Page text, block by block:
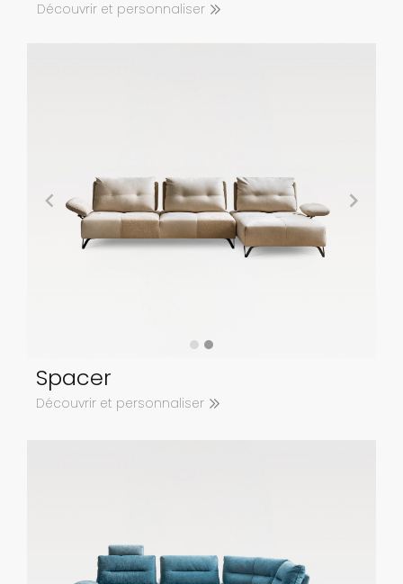
Découvrir et personnaliser
Spacer
Découvrir et personnaliser